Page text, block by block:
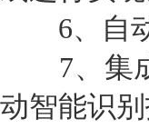
6、自动
7、集成
动智能识